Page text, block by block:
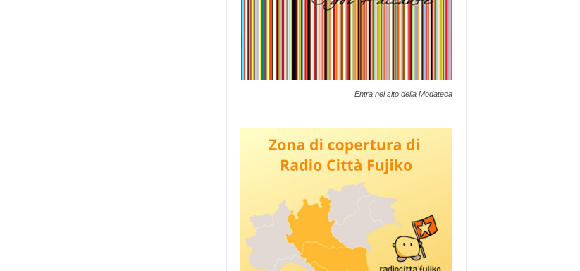
Entra nel sito della Modateca